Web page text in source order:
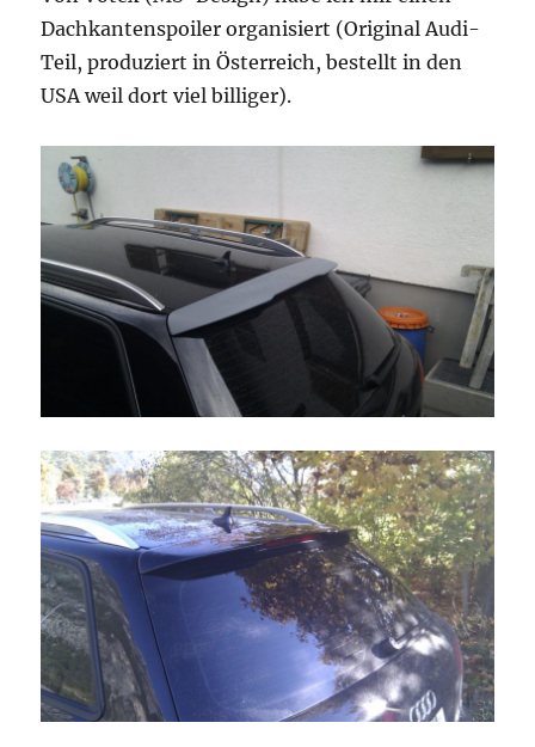
Dachkantenspoiler organisiert (Original Audi-
Teil, produziert in Österreich, bestellt in den
USA weil dort viel billiger).